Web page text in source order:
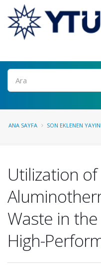
Ara
ANA SAYFA SON EKLENEN
Utilization of
Waste in
High-